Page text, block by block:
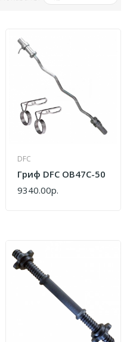
DFC
Гриф DFC OB47C-50
9340.00р.